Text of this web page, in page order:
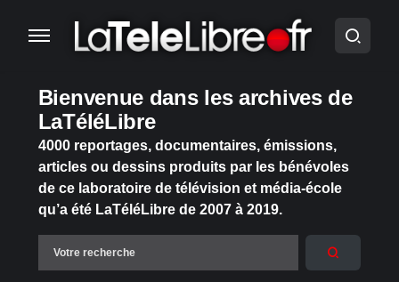
Bienvenue dans les archives de
LaTéléLibre
4000 reportages, documentaires, émissions,
articles ou dessins produits par les bénévoles
de ce laboratoire de télévision et média-école
qu’a été LaTéléLibre de 2007 à 2019.